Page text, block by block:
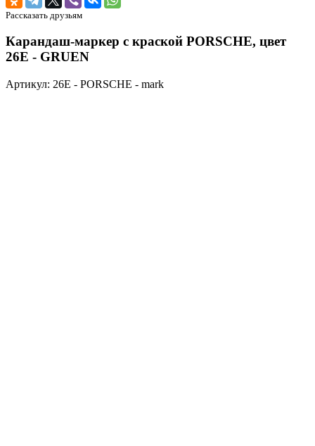
Рассказать друзьям
Карандаш-маркер с краской PORSCHE, цвет
26E - GRUEN
Артикул: 26E - PORSCHE - mark